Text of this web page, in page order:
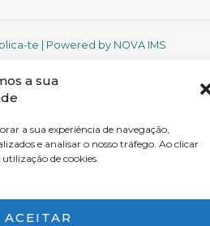
a sua
a sua experiência de navegação,
e analisar o nosso tráfego. Ao clicar
de cookies.
ACEITAR
te | Powered by NOVA IMS